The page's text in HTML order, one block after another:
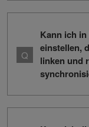
Kann ich
einstellen,
linken und